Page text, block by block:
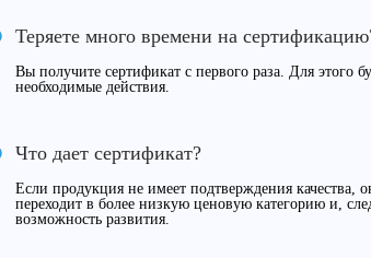
Теряете много времени на
Вы получите сертификат с первого раза. Для этого
необходимые действия.
Что дает сертификат?
Если продукция не имеет подтверждения качества,
переходит в более низкую ценовую категорию и,
возможность развития.